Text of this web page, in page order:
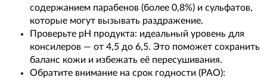
содержанием парабенов (более 0,8%) и сульфатов,
которые могут вызывать раздражение.
Проверьте pH продукта: идеальный уровень для
консилеров — от 4,5 до 6,5. Это поможет сохранить
баланс кожи и избежать её пересушивания.
Обратите внимание на срок годности (PAO):